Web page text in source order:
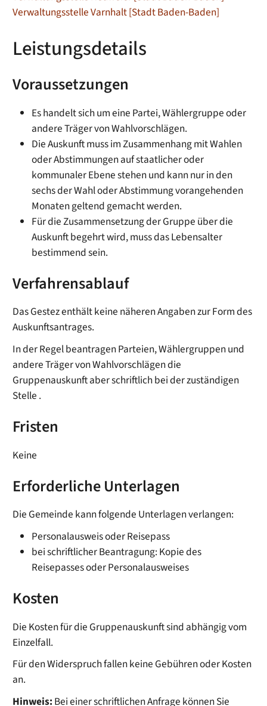
Verwaltungsstelle Varnhalt [Stadt Baden-Baden]
Leistungsdetails
Voraussetzungen
Es handelt sich um eine Partei, Wählergruppe oder
andere Träger von Wahlvorschlägen.
Die Auskunft muss im Zusammenhang mit Wahlen
oder Abstimmungen auf staatlicher oder
kommunaler Ebene stehen und kann nur in den
sechs der Wahl oder Abstimmung vorangehenden
Monaten geltend gemacht werden.
Für die Zusammensetzung der Gruppe über die
Auskunft begehrt wird, muss das Lebensalter
bestimmend sein.
Verfahrensablauf
Das Gestez enthält keine näheren Angaben zur Form des
Auskunftsantrages.
In der Regel beantragen Parteien, Wählergruppen und
andere Träger von Wahlvorschlägen die
Gruppenauskunft aber schriftlich bei der zuständigen
Stelle .
Fristen
Keine
Erforderliche Unterlagen
Die Gemeinde kann folgende Unterlagen verlangen:
Personalausweis oder Reisepass
bei schriftlicher Beantragung: Kopie des
Reisepasses oder Personalausweises
Kosten
Die Kosten für die Gruppenauskunft sind abhängig vom
Einzelfall.
Für den Widerspruch fallen keine Gebühren oder Kosten
an.
Hinweis: Bei einer schriftlichen Anfrage können Sie